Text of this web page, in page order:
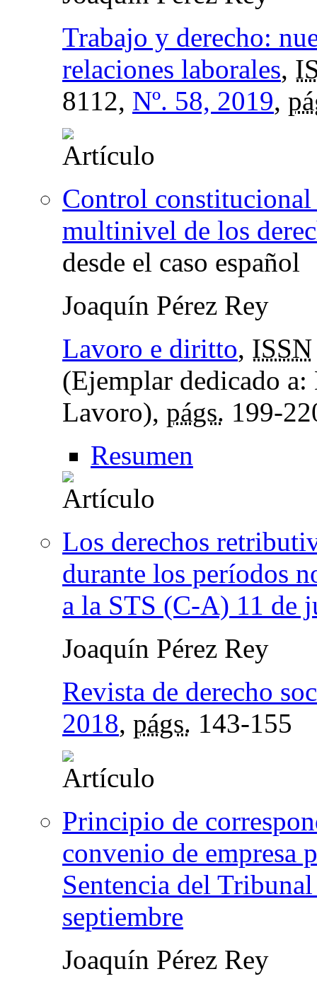
Trabajo y derecho:
relaciones laborales,
8112, Nº. 58, 2019,
Control
multinivel de los
desde el caso español
Joaquín Pérez Rey
Lavoro e diritto, ISSN
(Ejemplar dedicado
Lavoro), págs. 199-
Resumen
Los derechos
durante los períodos
a la STS (C-A) 11 de
Joaquín Pérez Rey
Revista de derecho
2018, págs. 143-155
Principio de
convenio de empresa
Sentencia del
septiembre
Joaquín Pérez Rey